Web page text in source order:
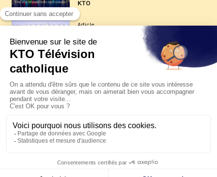
KTO
Article
Les reportages d'été 2026 de KTO
La visite pastorale du pape Léon
XIV à Assise à suivre sur KTO le
jeudi 6 août
Le pape en Uruguay, Argentine et
Pérou du 6 au 17 novembre 2026